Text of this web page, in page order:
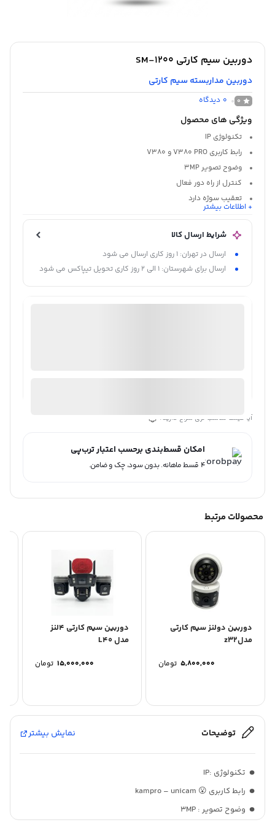
دوربین سیم کارتی SM-1200
دوربین مداربسته سیم کارتی
0
0 دیدگاه
ویژگی های محصول
تکنولوژی IP
رابط کاربری V380 PRO و V380
وضوح تصویر 3MP
کنترل از راه دور فعال
تعقیب سوژه دارد
+ اطلاعات بیشتر
شرایط ارسال کالا
ارسال در تهران: 1 روز کاری ارسال می شود
ارسال برای شهرستان: 1 الی 2 روز کاری تحویل تیپاکس می شود
موجود در انبار
آیا قیمت مناسب تری سراغ دارید؟
امکان قسط‌بندی برحسب اعتبار ترب‌پی
۴ قسط ماهانه. بدون سود، چک و ضامن.
محصولات مرتبط
دوربین دولنز سیم کارتی
مدلz32
۵,۸۰۰,۰۰۰ تومان
دوربین سیم کارتی ۴لنز
مدل L40
۱۵,۰۰۰,۰۰۰ تومان
توضیحات نمایش بیشتر
تکنولوژی :IP
رابط کاربری 😮 kampro – unicam
وضوح تصویر : 3MP